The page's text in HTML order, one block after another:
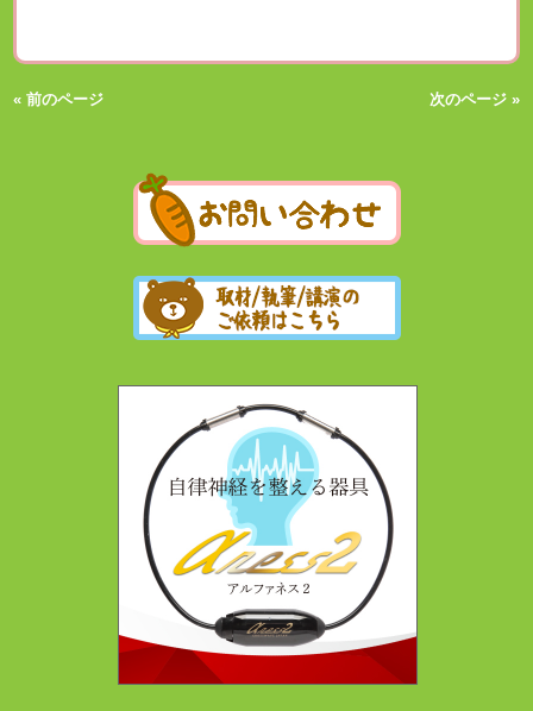
« 前のページ 次のページ »